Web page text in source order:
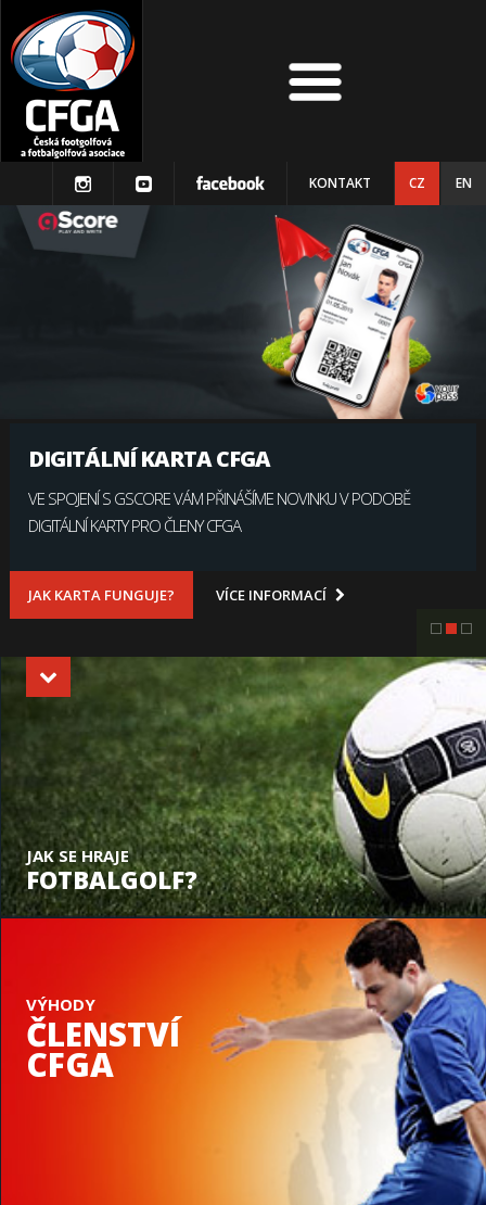
KONTAKT CZ EN
DIGITÁLNÍ KARTA CFGA
VE SPOJENÍ S GSCORE VÁM PŘINÁŠÍME NOVINKU V PODOBĚ
DIGITÁLNÍ KARTY PRO ČLENY CFGA
JAK KARTA FUNGUJE? VÍCE INFORMACÍ
JAK SE HRAJE
FOTBALGOLF?
VÝHODY
ČLENSTVÍ
CFGA